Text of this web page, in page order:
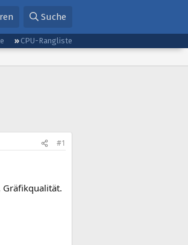
Suche
CPU-Rangliste
#1
Gräfikqualität.